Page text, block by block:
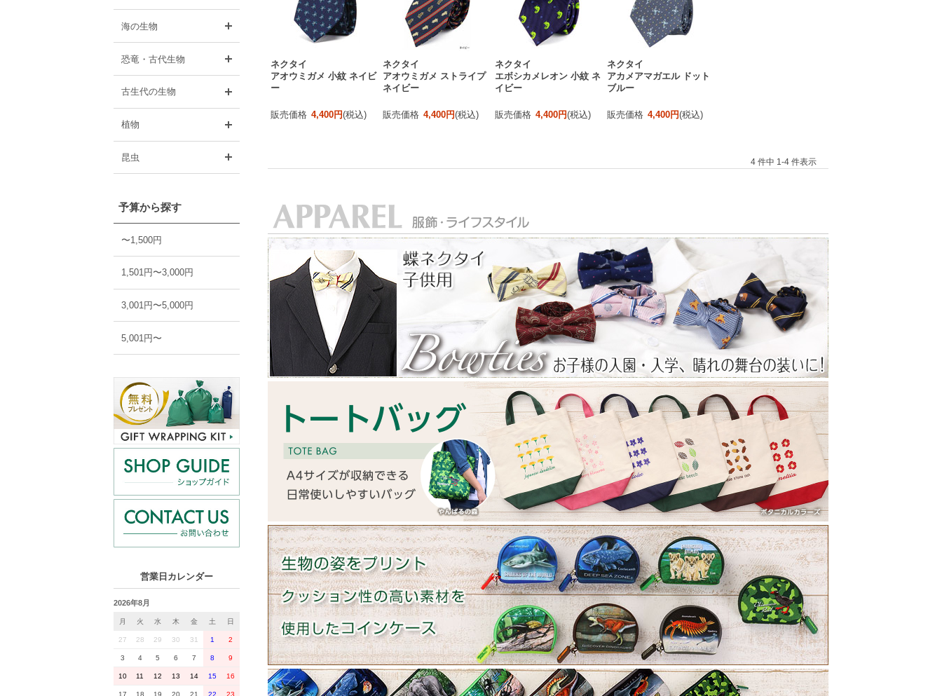
海の生物
恐竜・古代生物
古生代の生物
植物
昆虫
予算から探す
〜1,500円
1,501円〜3,000円
3,001円〜5,000円
5,001円〜
営業日カレンダー
2026年8月
月 火 水 木 金 土 日
27 28 29 30 31 1 2
3 4 5 6 7 8 9
10 11 12 13 14 15 16
17 18 19 20 21 22 23
ネクタイ
アオウミガメ 小紋 ネイビ
ー
販売価格 4,400円(税込)
ネクタイ
アオウミガメ ストライプ
ネイビー
販売価格 4,400円(税込)
ネクタイ
エボシカメレオン 小紋 ネ
イビー
販売価格 4,400円(税込)
ネクタイ
アカメアマガエル ドット
ブルー
販売価格 4,400円(税込)
4 件中 1-4 件表示